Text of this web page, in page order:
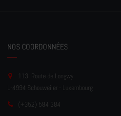
NOS COORDONNÉES
113, Route de Longwy
L-4994 Schouweiler - Luxembourg
(+352) 584 384